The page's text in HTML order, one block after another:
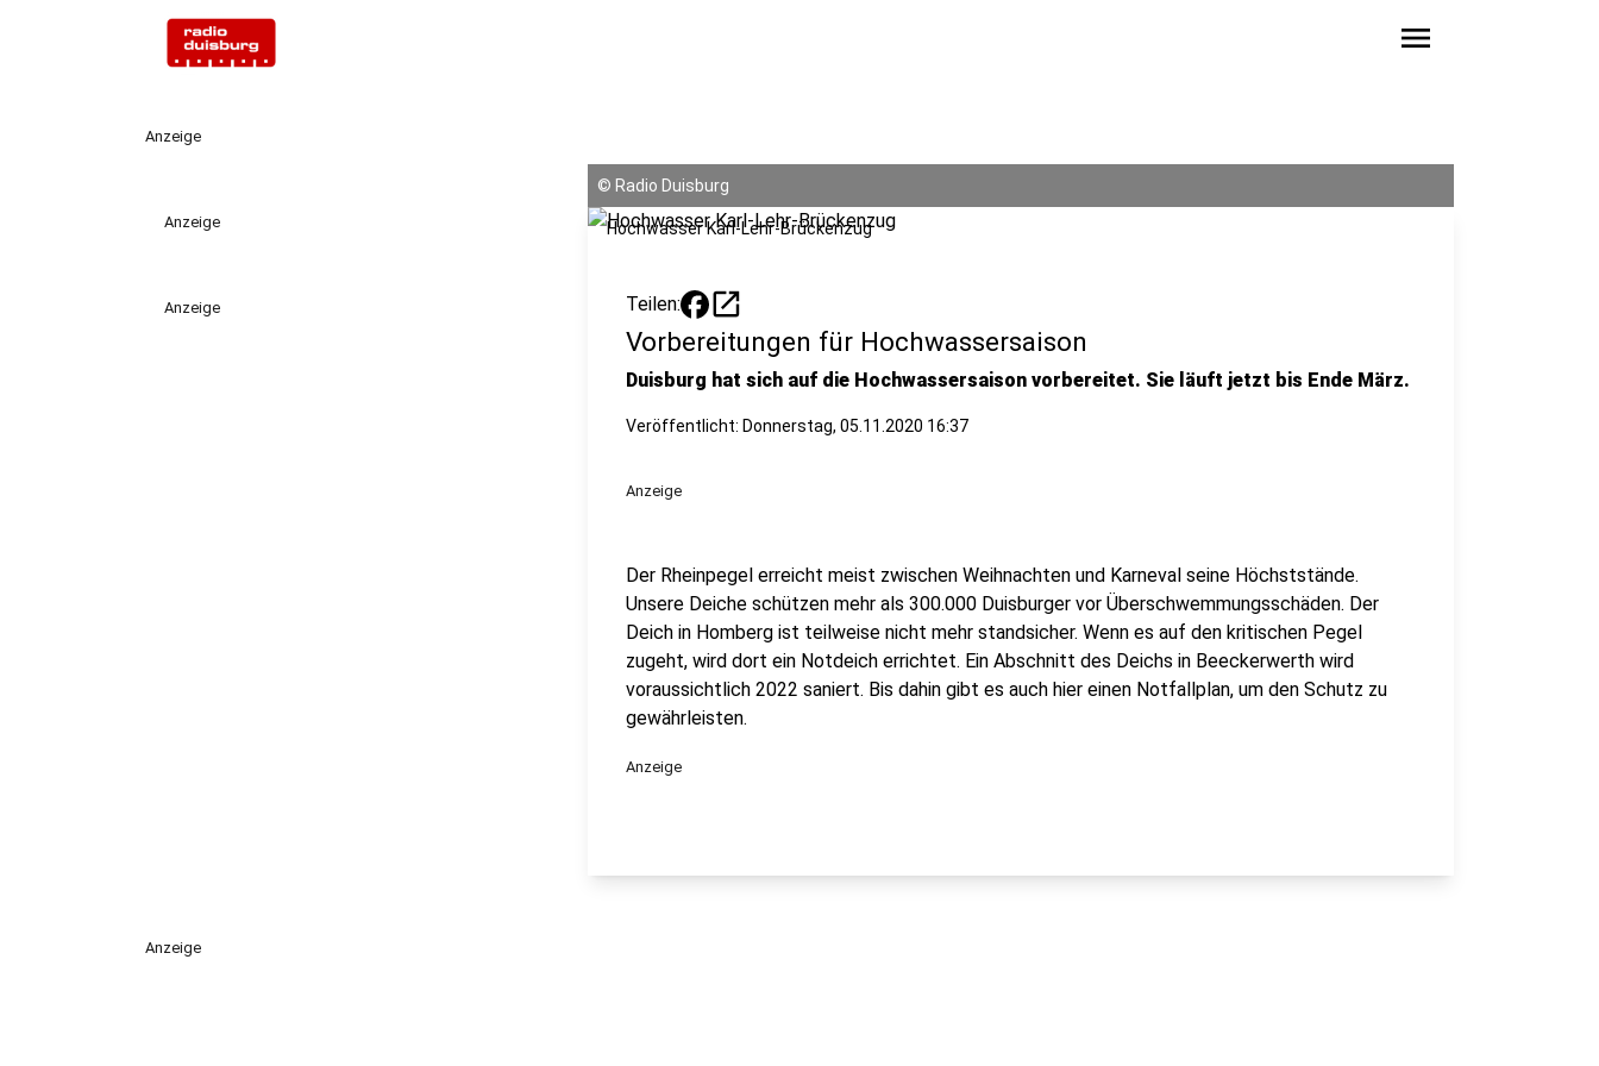
menu
Anzeige
Anzeige
Anzeige
© Radio Duisburg
Hochwasser Karl-Lehr-Brückenzug
Teilen: open_in_new
Vorbereitungen für Hochwassersaison
Duisburg hat sich auf die Hochwassersaison vorbereitet. Sie läuft jetzt bis Ende März.
Veröffentlicht: Donnerstag, 05.11.2020 16:37
Anzeige
Der Rheinpegel erreicht meist zwischen Weihnachten und Karneval seine Höchststände.
Unsere Deiche schützen mehr als 300.000 Duisburger vor Überschwemmungsschäden. Der
Deich in Homberg ist teilweise nicht mehr standsicher. Wenn es auf den kritischen Pegel
zugeht, wird dort ein Notdeich errichtet. Ein Abschnitt des Deichs in Beeckerwerth wird
voraussichtlich 2022 saniert. Bis dahin gibt es auch hier einen Notfallplan, um den Schutz zu
gewährleisten.
Anzeige
Anzeige